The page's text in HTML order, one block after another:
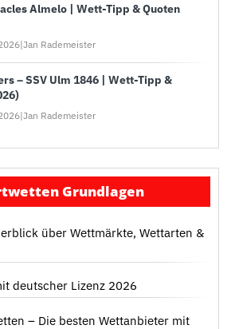
Almelo | Wett-Tipp & Quoten
|Jan Rademeister
– SSV Ulm 1846 | Wett-Tipp &
|Jan Rademeister
Grundlagen
über Wettmärkte, Wettarten &
deutscher Lizenz 2026
– Die besten Wettanbieter mit